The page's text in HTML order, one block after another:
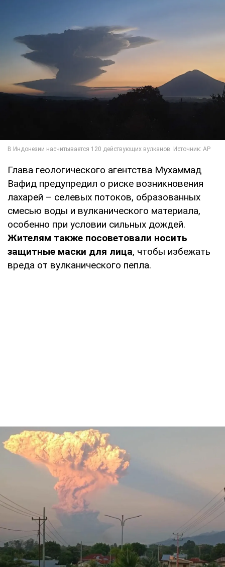
Глава геологического агентства Мухаммад
Вафид предупредил о риске возникновения
лахарей – селевых потоков, образованных
смесью воды и вулканического материала,
особенно при условии сильных дождей.
Жителям также посоветовали носить
защитные маски для лица, чтобы избежать
вреда от вулканического пепла.